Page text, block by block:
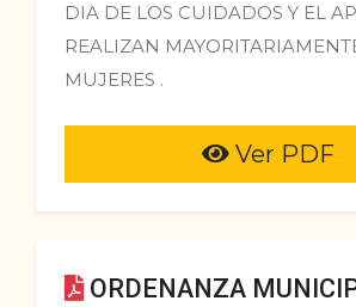
DIA DE LOS CUIDADOS Y EL
REALIZAN
MUJERES .
Ver PDF
ORDENANZA